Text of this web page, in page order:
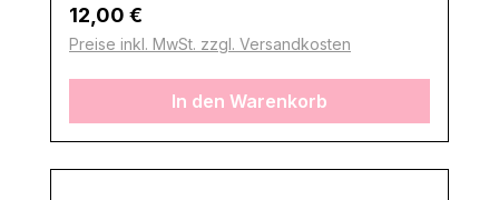
Regulärer Preis:
12,00 €
Preise inkl. MwSt. zzgl. Versandkosten
In den Warenkorb